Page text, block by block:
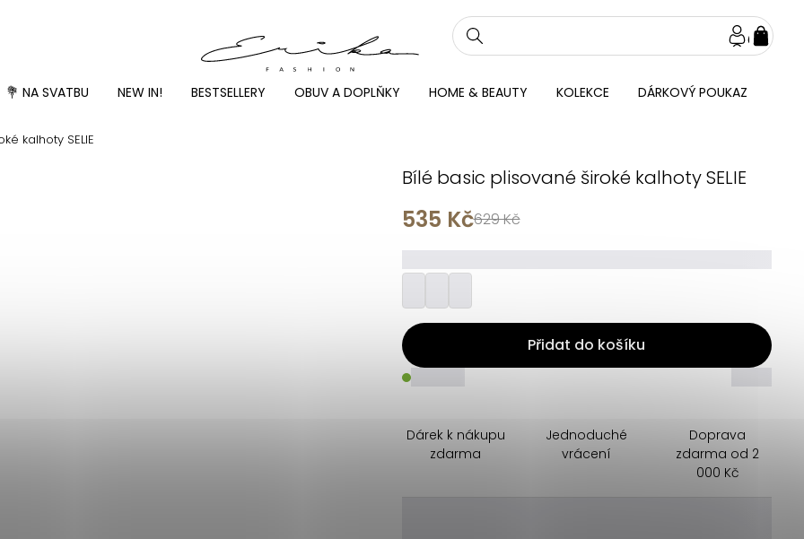
💐 NA SVATBU NEW IN! BESTSELLERY OBUV A DOPLŇKY HOME & BEAUTY KOLEKCE DÁRKOVÝ POUKAZ
kalhoty SELIE
Bílé basic plisované široké kalhoty SELIE
629 Kč
535 Kč
Přidat do košíku
_____
Dárek k nákupu
zdarma
Jednoduché
vrácení
Doprava
zdarma od 2
000 Kč